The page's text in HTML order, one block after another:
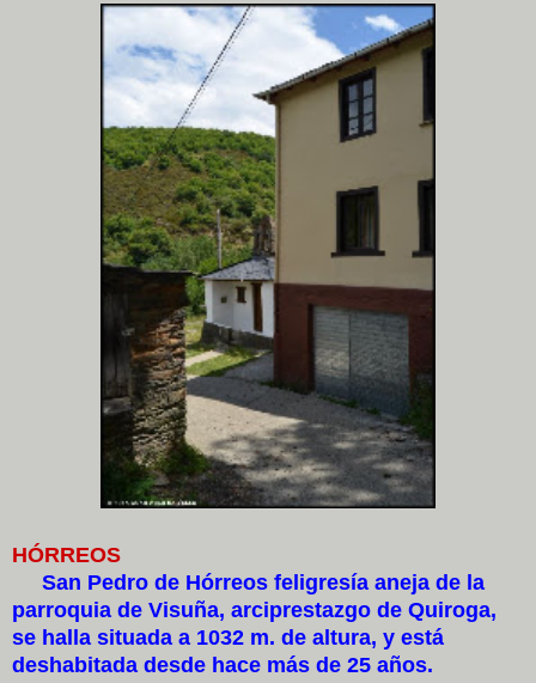
HÓRREOS
San Pedro de Hórreos feligresía aneja de la
parroquia de Visuña, arciprestazgo de Quiroga,
se halla situada a 1032 m. de altura, y está
deshabitada desde hace más de 25 años.